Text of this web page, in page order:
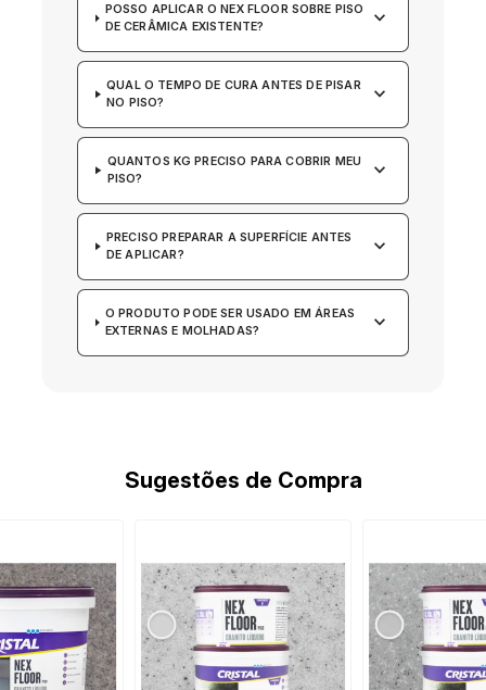
POSSO APLICAR O NEX FLOOR SOBRE PISO
DE CERÂMICA EXISTENTE?
keyboard_arrow_down
QUAL O TEMPO DE CURA ANTES DE PISAR
NO PISO?
keyboard_arrow_down
QUANTOS KG PRECISO PARA COBRIR MEU
PISO?
keyboard_arrow_down
PRECISO PREPARAR A SUPERFÍCIE ANTES
DE APLICAR?
keyboard_arrow_down
O PRODUTO PODE SER USADO EM ÁREAS
EXTERNAS E MOLHADAS?
keyboard_arrow_down
Sugestões de Compra